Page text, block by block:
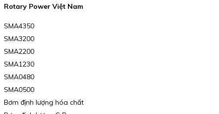
Rotary Power Việt Nam
SMA4350
SMA3200
SMA2200
SMA1230
SMA0480
SMA0500
Bơm định lượng hóa chất